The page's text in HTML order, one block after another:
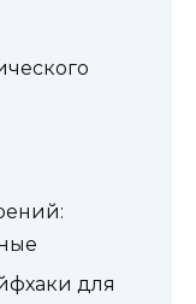
для